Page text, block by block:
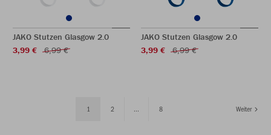
JAKO Stutzen Glasgow 2.0
3,99 €
6,99 €
JAKO Stutzen Glasgow 2.0
3,99 €
6,99 €
1 2 ... 8 Weiter